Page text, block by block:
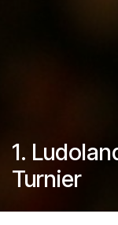
1.
Turnier